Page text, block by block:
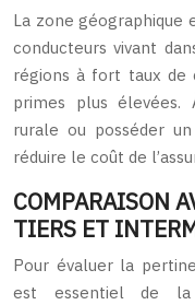
La zone géographique
conducteurs vivant
régions à fort taux de
primes plus élevées.
rurale ou posséder
réduire le coût de
COMPARAISON
TIERS ET
Pour évaluer la
est essentiel de la